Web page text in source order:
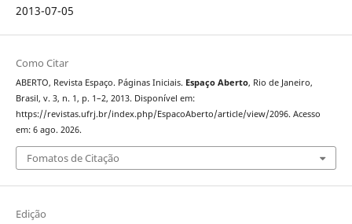
2013-07-05
Como Citar
ABERTO, Revista Espaço. Páginas Iniciais. Espaço Aberto, Rio de Janeiro,
Brasil, v. 3, n. 1, p. 1–2, 2013. Disponível em:
https://revistas.ufrj.br/index.php/EspacoAberto/article/view/2096. Acesso
em: 6 ago. 2026.
Fomatos de Citação
Edição